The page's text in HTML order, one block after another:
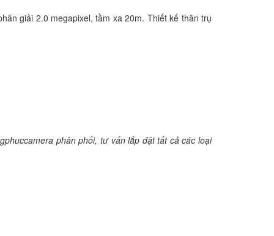
giải 2.0 megapixel, tầm xa 20m. Thiết kế thân trụ
phân phối, tư vấn lắp đặt tất cả các loại